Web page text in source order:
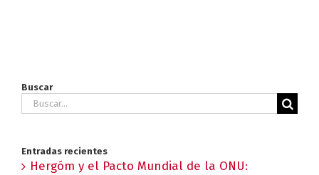
Buscar
Buscar:
Entradas recientes
Hergóm y el Pacto Mundial de la ONU: